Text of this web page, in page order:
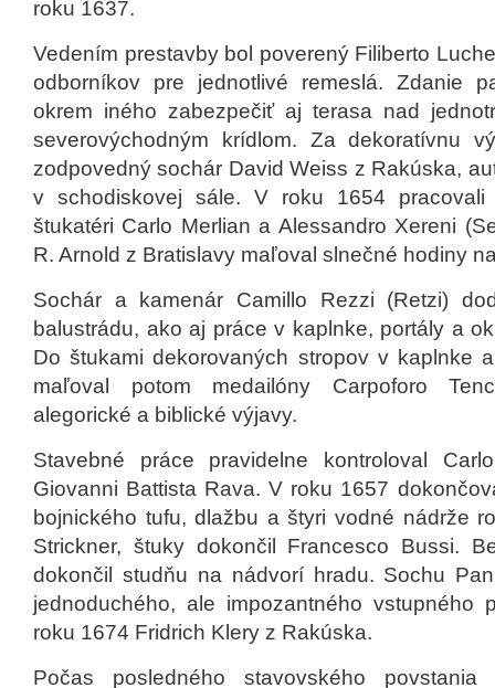
roku 1637.
Vedením prestavby bol poverený Filiberto
odborníkov pre jednotlivé remeslá. Zdanie
okrem iného zabezpečiť aj terasa nad
severovýchodným krídlom. Za dekoratívnu
zodpovedný sochár David Weiss z Rakúska,
v schodiskovej sále. V roku 1654
štukatéri Carlo Merlian a Alessandro Xereni
R. Arnold z Bratislavy maľoval slnečné hodiny
Sochár a kamenár Camillo Rezzi (Retzi)
balustrádu, ako aj práce v kaplnke, portály a
Do štukami dekorovaných stropov v kaplnke
maľoval potom medailóny Carpoforo
alegorické a biblické výjavy.
Stavebné práce pravidelne kontroloval
Giovanni Battista Rava. V roku 1657
bojnického tufu, dlažbu a štyri vodné nádrže
Strickner, štuky dokončil Francesco Bussi.
dokončil studňu na nádvorí hradu. Sochu
jednoduchého, ale impozantného vstupného
roku 1674 Fridrich Klery z Rakúska.
Počas posledného stavovského